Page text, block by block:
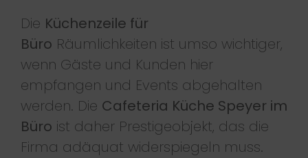
Die Küchenzeile für
Büro Räumlichkeiten ist umso wichtiger,
wenn Gäste und Kunden hier
empfangen und Events abgehalten
werden. Die Cafeteria Küche Speyer im
Büro ist daher Prestigeobjekt, das die
Firma adäquat widerspiegeln muss.